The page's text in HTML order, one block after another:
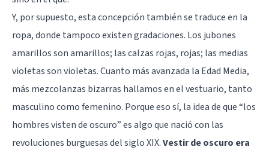
Y, por supuesto, esta concepción también se traduce en la
ropa, donde tampoco existen gradaciones. Los jubones
amarillos son amarillos; las calzas rojas, rojas; las medias
violetas son violetas. Cuanto más avanzada la Edad Media,
más mezcolanzas bizarras hallamos en el vestuario, tanto
masculino como femenino. Porque eso sí, la idea de que “los
hombres visten de oscuro” es algo que nació con las
revoluciones burguesas del siglo XIX.Vestir de oscuro era